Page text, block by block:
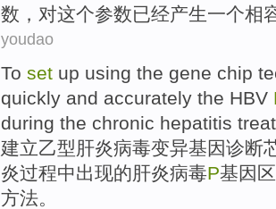
数， 对这个参数已经产生一个相
youdao
To set up using the gene chip
quickly and accurately the HBV
during the chronic hepatitis
建立乙型肝炎病毒变异基因诊断
炎过程中出现的肝炎病毒P基因
方法。